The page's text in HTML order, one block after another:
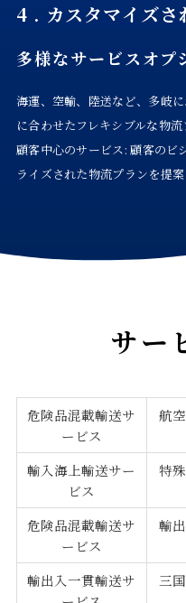
4 . カスタマイズさ
多様なサービスオプ
海運、空輸、陸送など、多岐
に合わせたフレキシブルな物
顧客中心のサービス: 顧客のビ
ライズされた物流プランを提
サー
危険品混載輸送サ
ービス
航
輸入海上輸送サー
ビス
特
危険品混載輸送サ
ービス
輸
輸出入一貫輸送サ
三